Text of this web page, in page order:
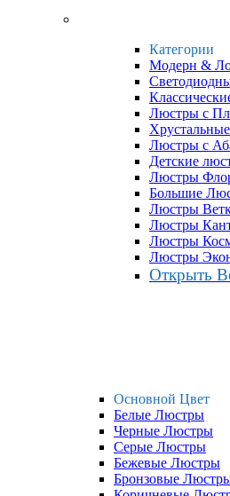
Категории
Модерн &
Люстры с
Люстры с
Детские
Люстры
Большие
Люстры
Люстры
Люстры
Люстры
Открыть
Основной Цвет
Белые Люстры
Черные Люстры
Серые Люстры
Бежевые Люстры
Бронзовые